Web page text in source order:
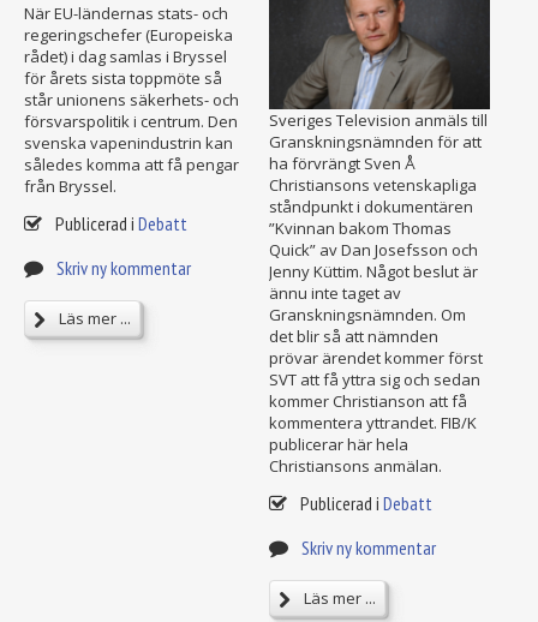
När EU-ländernas stats- och
regeringschefer (Europeiska
rådet) i dag samlas i Bryssel
för årets sista toppmöte så
står unionens säkerhets- och
försvarspolitik i centrum. Den
svenska vapenindustrin kan
således komma att få pengar
från Bryssel.
Publicerad i Debatt
Skriv ny kommentar
Läs mer ...
Sveriges Television anmäls till
Granskningsnämnden för att
ha förvrängt Sven Å
Christiansons vetenskapliga
ståndpunkt i dokumentären
”Kvinnan bakom Thomas
Quick” av Dan Josefsson och
Jenny Küttim. Något beslut är
ännu inte taget av
Granskningsnämnden. Om
det blir så att nämnden
prövar ärendet kommer först
SVT att få yttra sig och sedan
kommer Christianson att få
kommentera yttrandet. FIB/K
publicerar här hela
Christiansons anmälan.
Publicerad i Debatt
Skriv ny kommentar
Läs mer ...